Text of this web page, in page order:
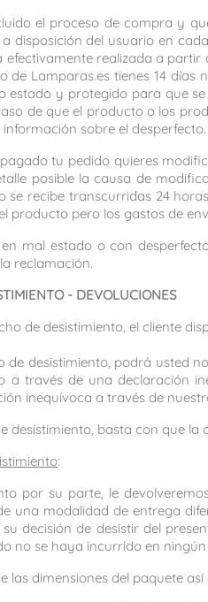
el proceso de compra y
disposición del usuario en
realizada a
de Lamparas.es tienes 14
estado y protegido para que
de que el producto o los
sobre el desperfecto.
tu pedido quieres
posible la causa de
se recibe transcurridas 24
producto pero los gastos de
mal estado o con
reclamación.
- DEVOLUCIONES
de desistimiento, el cliente
de desistimiento, podrá usted
a través de una declaración
inequívoca a través de
desistimiento, basta con que
:
por su parte, le
una modalidad de entrega
decisión de desistir del
no se haya incurrido en
las dimensiones del paquete